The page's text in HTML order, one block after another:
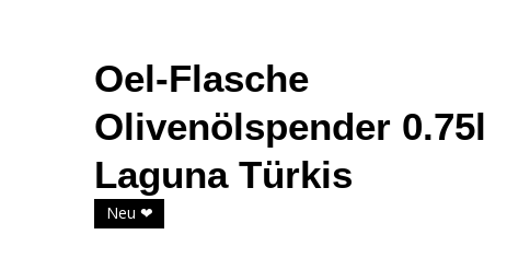
Oel-Flasche
Olivenölspender 0.75l
Laguna Türkis
Neu ❤